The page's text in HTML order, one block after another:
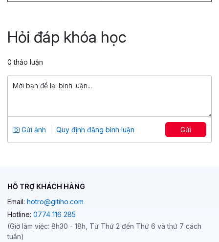
Tổng số 22 giờ
96 bài giảng
1,899,000 đ
Tổng số 17 giờ
53 bài giảng
4.91
2,291
Hỏi đáp khóa học
0 thảo luận
Gửi ảnh Quy định đăng bình luận Gửi
HỖ TRỢ KHÁCH HÀNG
Email: hotro@gitiho.com
Hotline: 0774 116 285
(Giờ làm việc: 8h30 - 18h, Từ Thứ 2 đến Thứ 6 và thứ 7 cách
tuần)